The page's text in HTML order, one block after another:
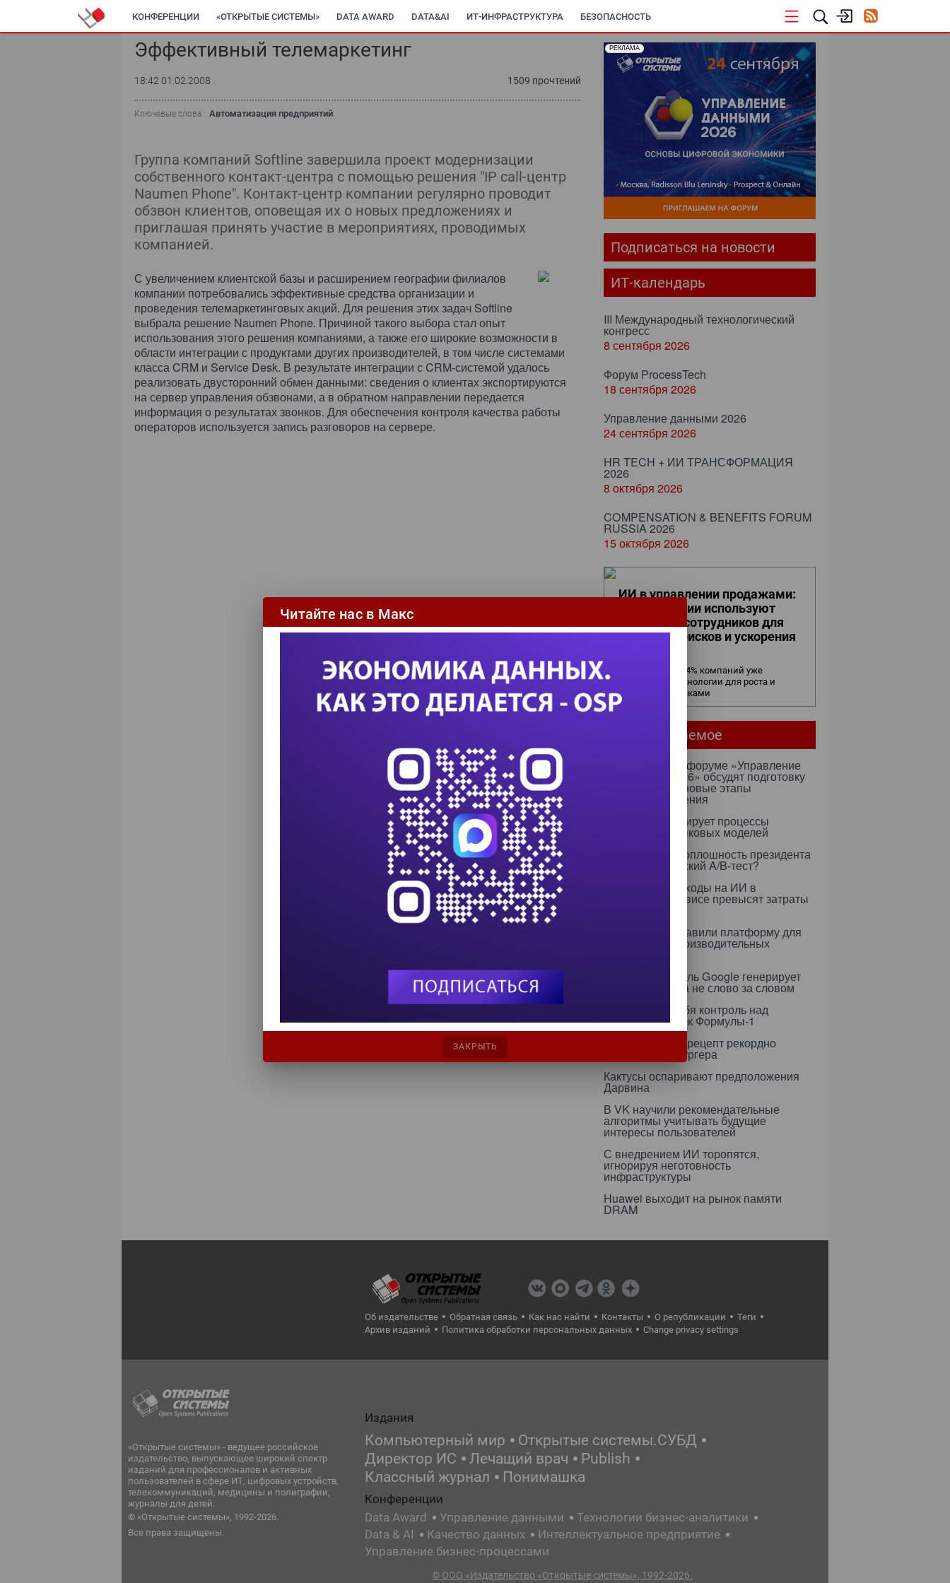
КОНФЕРЕНЦИИ «ОТКРЫТЫЕ СИСТЕМЫ» DATA AWARD DATA&AI ИТ-ИНФРАСТРУКТУРА БЕЗОПАСНОСТЬ
Эффективный телемаркетинг
18:42 01.02.2008 1509 прочтений
Ключевые слова : Автоматизация предприятий
Группа компаний Softline завершила проект модернизации
собственного контакт-центра с помощью решения "IP call-центр
Naumen Phone". Контакт-центр компании регулярно проводит
обзвон клиентов, оповещая их о новых предложениях и
приглашая принять участие в мероприятиях, проводимых
компанией.
С увеличением клиентской базы и расширением географии филиалов
компании потребовались эффективные средства организации и
проведения телемаркетинговых акций. Для решения этих задач Softline
выбрала решение Naumen Phone. Причиной такого выбора стал опыт
использования этого решения компаниями, а также его широкие возможности в
области интеграции с продуктами других производителей, в том числе системами
класса CRM и Service Desk. В результате интеграции с CRM-системой удалось
реализовать двусторонний обмен данными: сведения о клиентах экспортируются
на сервер управления обзвонами, а в обратном направлении передается
информация о результатах звонков. Для обеспечения контроля качества работы
операторов используется запись разговоров на сервере.
РЕКЛАМА
Подписаться на новости
ИТ-календарь
III Международный технологический
конгресс
8 сентября 2026
Форум ProcessTech
18 сентября 2026
Управление данными 2026
24 сентября 2026
HR TECH + ИИ ТРАНСФОРМАЦИЯ
2026
8 октября 2026
COMPENSATION & BENEFITS FORUM
RUSSIA 2026
15 октября 2026
ИИ в управлении продажами:
как компании используют
цифровых сотрудников для
снижения рисков и ускорения
ИИ в бизнесе: 54% компаний уже
используют технологии для роста и
управления рисками
Самое читаемое
24 сентября на форуме «Управление
данными — 2026» обсудят подготовку
данных к ИИ и новые этапы
импортозамещения
Т-Банк оптимизирует процессы
дообучения языковых моделей
Казус Rapidus: оплошность президента
или стратегический A/B-тест?
К 2030 году расходы на ИИ в
клиентском сервисе превысят затраты
В Nvidia представили платформу для
ИИ и высокопроизводительных
Новая ИИ-модель Google генерирует
текст целиком, а не слово за словом
ИИ берет на себя контроль над
стратегией гонок Формулы-1
ИИ разработал рецепт рекордно
экологичного бургера
Кактусы оспаривают предположения
Дарвина
В VK научили рекомендательные
алгоритмы учитывать будущие
интересы пользователей
С внедрением ИИ торопятся,
игнорируя неготовность
инфраструктуры
Huawei выходит на рынок памяти
DRAM
Об издательстве Обратная связь Как нас найти Контакты О републикации
Теги
Архив изданий
Политика обработки персональных данных Change privacy settings
«Открытые системы» - ведущее российское
издательство, выпускающее широкий спектр
изданий для профессионалов и активных
пользователей в сфере ИТ, цифровых устройств,
телекоммуникаций, медицины и полиграфии,
журналы для детей.
© «Открытые системы», 1992-2026.
Все права защищены.
Издания
Компьютерный мир
Открытые системы.СУБД
Директор ИС
Лечащий врач
Publish
Классный журнал
Понимашка
Конференции
Data Award
Управление данными
Технологии бизнес-аналитики
Data & AI
Качество данных
Интеллектуальное предприятие
Управление бизнес-процессами
© ООО «Издательство «Открытые системы», 1992-2026.
Читайте нас в Макс
ЗАКРЫТЬ